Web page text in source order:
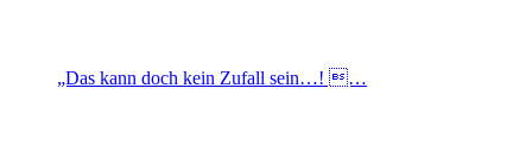
„Das kann doch kein Zufall sein…! …